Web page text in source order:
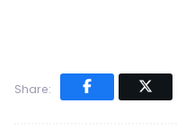
Share: